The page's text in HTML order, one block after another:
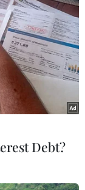
UkraineDebt?